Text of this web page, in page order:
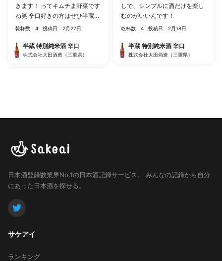
きます！ ってキムチま野菜です
ね笑 辛口好きの方はぜひ半蔵を
どうぞ！
乾杯数：4 投稿日：2月22日
半蔵 特別純米酒 辛口
株式会社大田酒造（三重県）
しで、シンプルに酒だけを楽し
むのがいいんです！
乾杯数：4 投稿日：2月18日
半蔵 特別純米酒 辛口
株式会社大田酒造（三重県）
日本酒登録数業界No.1の日本酒記録サービス。
みんなの記録から自分
にあった日本酒を探せる。
サケアイ
ランキング